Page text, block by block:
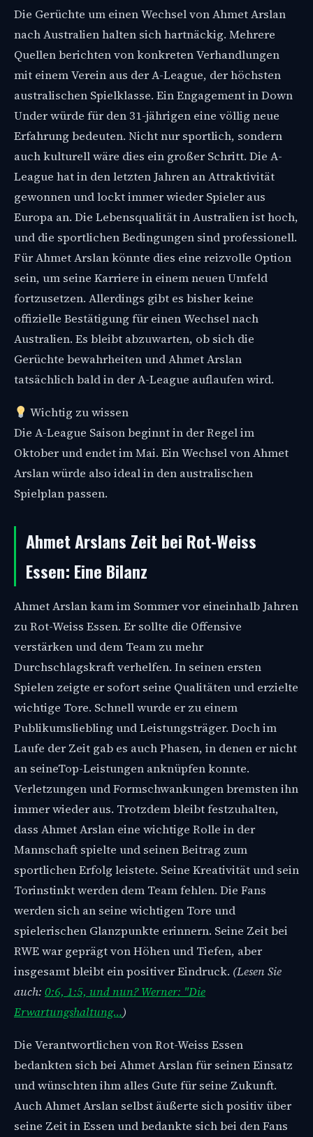
Die Gerüchte um einen Wechsel von Ahmet Arslan
nach Australien halten sich hartnäckig. Mehrere
Quellen berichten von konkreten Verhandlungen
mit einem Verein aus der A-League, der höchsten
australischen Spielklasse. Ein Engagement in Down
Under würde für den 31-jährigen eine völlig neue
Erfahrung bedeuten. Nicht nur sportlich, sondern
auch kulturell wäre dies ein großer Schritt. Die A-
League hat in den letzten Jahren an Attraktivität
gewonnen und lockt immer wieder Spieler aus
Europa an. Die Lebensqualität in Australien ist hoch,
und die sportlichen Bedingungen sind professionell.
Für Ahmet Arslan könnte dies eine reizvolle Option
sein, um seine Karriere in einem neuen Umfeld
fortzusetzen. Allerdings gibt es bisher keine
offizielle Bestätigung für einen Wechsel nach
Australien. Es bleibt abzuwarten, ob sich die
Gerüchte bewahrheiten und Ahmet Arslan
tatsächlich bald in der A-League auflaufen wird.
Wichtig zu wissen
Die A-League Saison beginnt in der Regel im
Oktober und endet im Mai. Ein Wechsel von Ahmet
Arslan würde also ideal in den australischen
Spielplan passen.
Ahmet Arslans Zeit bei Rot-Weiss
Essen: Eine Bilanz
Ahmet Arslan kam im Sommer vor eineinhalb Jahren
zu Rot-Weiss Essen. Er sollte die Offensive
verstärken und dem Team zu mehr
Durchschlagskraft verhelfen. In seinen ersten
Spielen zeigte er sofort seine Qualitäten und erzielte
wichtige Tore. Schnell wurde er zu einem
Publikumsliebling und Leistungsträger. Doch im
Laufe der Zeit gab es auch Phasen, in denen er nicht
an seineTop-Leistungen anknüpfen konnte.
Verletzungen und Formschwankungen bremsten ihn
immer wieder aus. Trotzdem bleibt festzuhalten,
dass Ahmet Arslan eine wichtige Rolle in der
Mannschaft spielte und seinen Beitrag zum
sportlichen Erfolg leistete. Seine Kreativität und sein
Torinstinkt werden dem Team fehlen. Die Fans
werden sich an seine wichtigen Tore und
spielerischen Glanzpunkte erinnern. Seine Zeit bei
RWE war geprägt von Höhen und Tiefen, aber
insgesamt bleibt ein positiver Eindruck. (Lesen Sie
auch: 0:6, 1:5, und nun? Werner: "Die
Erwartungshaltung…)
Die Verantwortlichen von Rot-Weiss Essen
bedankten sich bei Ahmet Arslan für seinen Einsatz
und wünschten ihm alles Gute für seine Zukunft.
Auch Ahmet Arslan selbst äußerte sich positiv über
seine Zeit in Essen und bedankte sich bei den Fans